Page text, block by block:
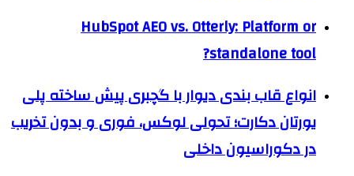
HubSpot AEO vs. Otterly: Platform or
standalone tool?
انواع قاب بندی دیوار با گچبری پیش ساخته پلی
یورتان دکارت؛ تحولی لوکس، فوری و بدون تخریب
در دکوراسیون داخلی